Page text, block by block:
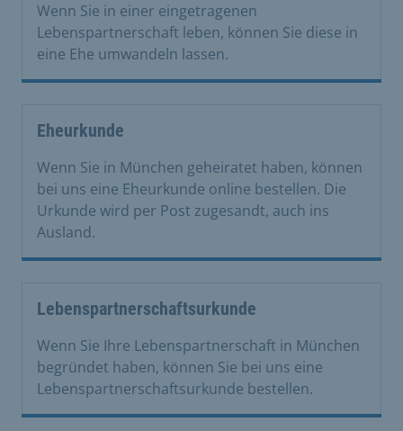
Wenn Sie in einer eingetragenen
Lebenspartnerschaft leben, können Sie diese in
eine Ehe umwandeln lassen.
Eheurkunde
Wenn Sie in München geheiratet haben, können
bei uns eine Eheurkunde online bestellen. Die
Urkunde wird per Post zugesandt, auch ins
Ausland.
Lebenspartnerschaftsurkunde
Wenn Sie Ihre Lebenspartnerschaft in München
begründet haben, können Sie bei uns eine
Lebenspartnerschaftsurkunde bestellen.